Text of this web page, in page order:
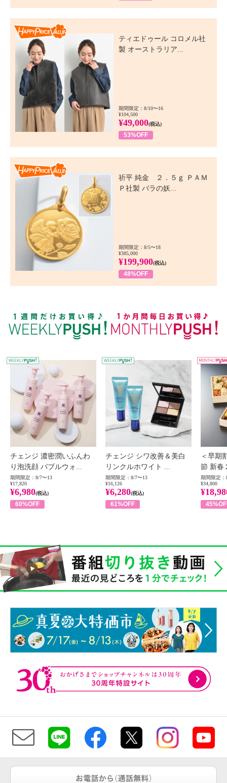
ティエドゥール コロメル社
製 オーストラリア...
期間限定：8/10〜16
¥104,500
¥49,000(税込)
53%OFF
祈平 純金 ２．５ｇ ＰＡＭ
Ｐ社製 バラの妖...
期間限定：8/5〜18
¥385,000
¥199,900(税込)
48%OFF
WEEKLY PUSH
チェンジ 濃密潤いふんわ
り泡洗顔 バブルウォ...
期間限定：8/7〜13
¥17,820
¥6,980(税込)
60%OFF
チェンジ シワ改善＆美白
リンクルホワイト ...
期間限定：8/7〜13
¥16,126
¥6,280(税込)
61%OFF
＜早期
節 新春
期間限定：
¥34,800